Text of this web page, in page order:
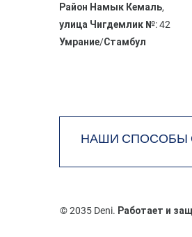
Район Намык Кемаль,
улица Чигдемлик №: 42
Умрание/Стамбул
НАШИ СПОСОБЫ
© 2035 Deni. Работает и